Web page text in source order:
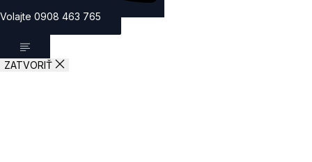
Volajte 0908 463 765
ZATVORIŤ